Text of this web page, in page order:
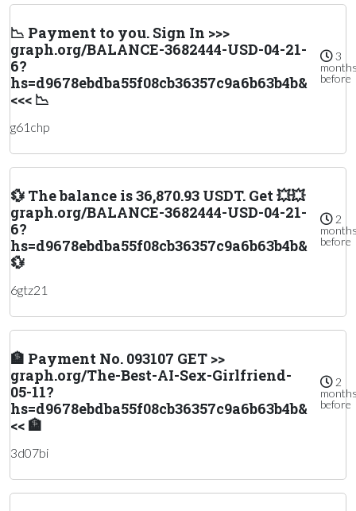
📉 Payment to you. Sign In >>>
graph.org/BALANCE-3682444-USD-04-21-
6?
hs=d9678ebdba55f08cb36357c9a6b63b4b&
<<< 📉
3
before
g61chp
💱 The balance is 36,870.93 USDT. Get 💥💥
graph.org/BALANCE-3682444-USD-04-21-
6?
hs=d9678ebdba55f08cb36357c9a6b63b4b&
💱
2
before
6gtz21
🏦 Payment No. 093107 GET >>
graph.org/The-Best-AI-Sex-Girlfriend-
05-11?
hs=d9678ebdba55f08cb36357c9a6b63b4b&
<< 🏦
2
before
3d07bi